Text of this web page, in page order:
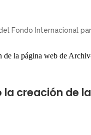
Fondo Internacional
la creación de